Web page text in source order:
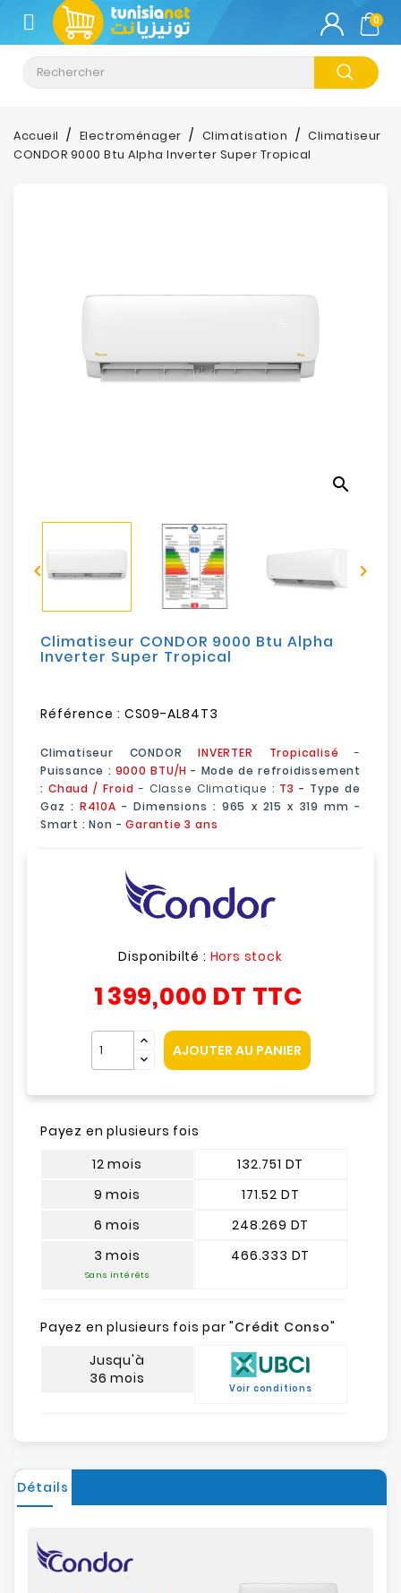
CATÉGORIE
Climatisation
Informatique
Stockage
Loisirs
0
Accueil Electroménager Climatisation
Climatiseur
CONDOR 9000 Btu Alpha Inverter Super Tropical
search
 
Climatiseur CONDOR 9000 Btu Alpha
Inverter Super Tropical
Référence : CS09-AL84T3
Climatiseur CONDORINVERTER Tropicalisé
-
Puissance : 9000 BTU/H - Mode de refroidissement
: Chaud / Froid- Classe Climatique : T3 - Type de
Gaz : R410A - Dimensions : 965 x 215 x 319 mm -
Smart :Non -Garantie 3 ans
Disponibilté : Hors stock
1 399,000 DT TTC
AJOUTER AU PANIER
Payez en plusieurs fois
12 mois
9 mois
6 mois
3 mois
Sans intérêts
132.751 DT
171.52 DT
248.269 DT
466.333 DT
Payez en plusieurs fois par "Crédit Conso"
Jusqu'à
36 mois
Voir conditions
Détails